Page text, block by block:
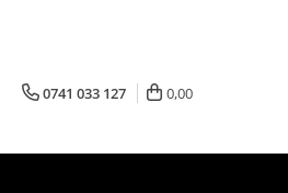
0741 033 127 0,00